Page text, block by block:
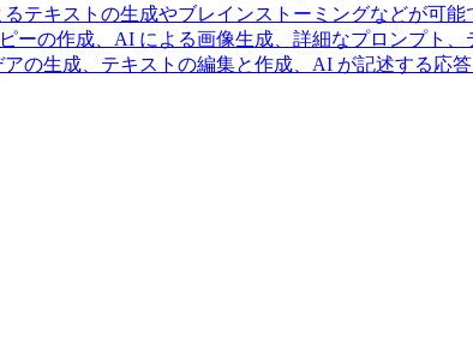
テキストの生成やブレインストーミングなどが可能
ーの作成、AI による画像生成、詳細なプロンプト
の生成、テキストの編集と作成、AI が記述する応